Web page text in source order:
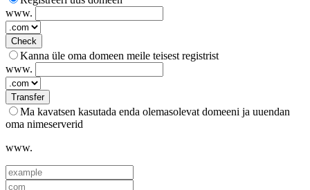
www.
Check
Kanna üle oma domeen meile teisest registrist
www.
Transfer
Ma kavatsen kasutada enda olemasolevat domeeni ja uuendan
oma nimeserverid
www.